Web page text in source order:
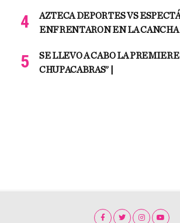
AZTECA DEPORTES VS
ENFRENTARON EN LA CANCHA
SE LLEVO A CABO LA
CHUPACABRAS” |